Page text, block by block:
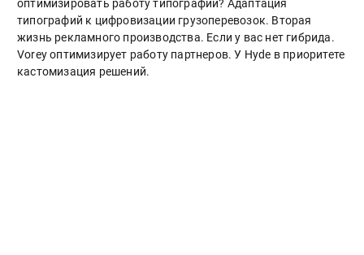
оптимизировать работу типографии? Адаптация
типографий к цифровизации грузоперевозок. Вторая
жизнь рекламного производства. Если у вас нет гибрида.
Vorey оптимизирует работу партнеров. У Hyde в приоритете
кастомизация решений.